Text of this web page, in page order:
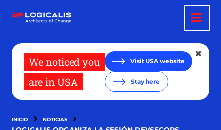
contenido
We noticed you
are in USA
Visit USA website
Stay here
INICIO NOTICIAS